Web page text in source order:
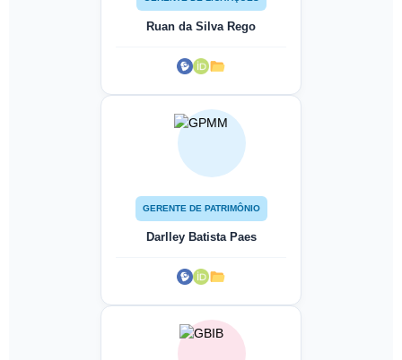
Ruan da Silva Rego
GERENTE DE PATRIMÔNIO
Darlley Batista Paes